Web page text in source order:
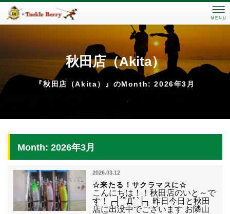
MENU
秋田店（Akita）
『秋田店（Akita）』のMonth: 2026年3月
Month: 2026年3月
2026.03.12
☆来たる！サクラマスに☆
こんにちは！！秋田店のいと～で
す！┌┤´ﾟДﾟ`├┐ 昨日今日と秋田
店に出没中でございます お隣山